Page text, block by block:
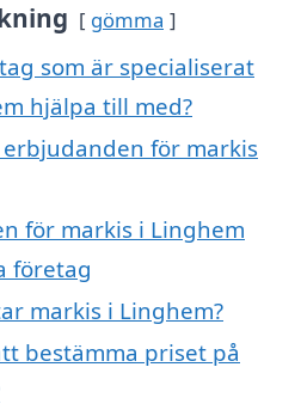
gömma
som är specialiserat
hjälpa till med?
för markis
för markis i Linghem
företag
markis i Linghem?
bestämma priset på